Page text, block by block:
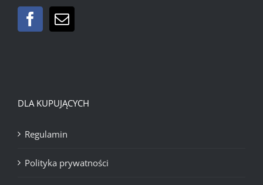
DLA KUPUJĄCYCH
Regulamin
Polityka prywatności